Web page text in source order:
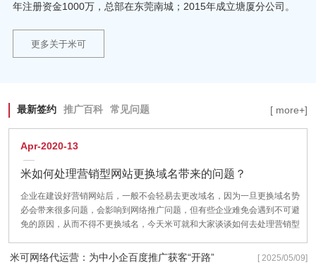
年注册资金1000万，总部在东莞南城；2015年成立塘厦分公司。
更多关于米可
最新签约 推广百科 常见问题 [ more+]
Apr-2020-13
米如何处理营销型网站更换域名带来的问题？
企业在建设好营销网站后，一般不会轻易去更改域名，因为一旦更换域名势
必会带来很多问题，会影响到网络推广问题，但有些企业难免会遇到不可避
免的原因，从而不得不更换域名，今天米可就和大家谈谈如何去处理营销型
米可网络代运营：为中小企百度推广获客“开路” [ 2025/05/09]